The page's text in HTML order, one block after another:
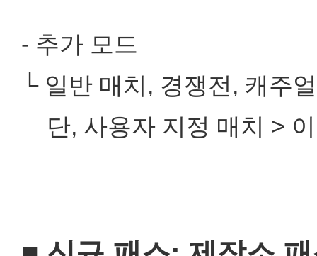
- 추가 모드
└ 일반 매치, 경쟁전, 캐주
단, 사용자 지정 매치 >